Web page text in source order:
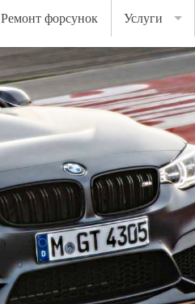
Ремонт форсунок Услуги